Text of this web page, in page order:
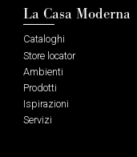
La Casa Moderna
Cataloghi
Store locator
Ambienti
Prodotti
Ispirazioni
Servizi